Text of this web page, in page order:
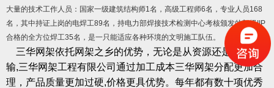
大量的技术工作人员：国家一级建筑结构师1名，高级工程师6名，专业人员168
名，其中持证上岗的电焊工89名，持电力部焊接技术检测中心考核颁发的部级IIP
合格的全方位焊工35名，是一只能适应各种环境的文明施工队伍。
三华网架依托网架之乡的优势，无论是从资源还是交通运
输,三华网架工程有限公司通过加工成本三华网架分配更加合
理，产品质量更加过硬,价格更具优势。每年都有数十项优秀